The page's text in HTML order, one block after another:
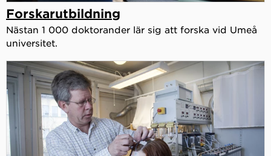
Forskarutbildning
Nästan 1 000 doktorander lär sig att forska vid Umeå
universitet.